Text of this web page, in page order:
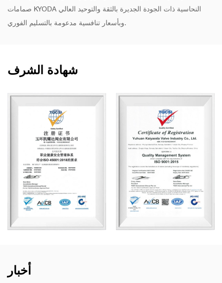
صمامات KYODA النحاسية ذات الجودة الجديرة بالثقة والتوحيد العالي
وبأسعار تنافسية مدعومة بالتسليم الفوري.
شهادة الشرف
أخبار